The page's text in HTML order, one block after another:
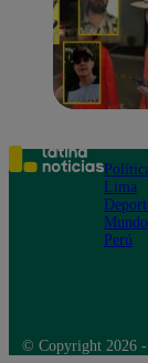
Lima
Mundo
Perú
© Copyright 2026 -